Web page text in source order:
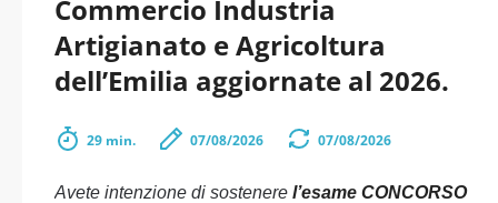
Commercio Industria
Artigianato e Agricoltura
dell’Emilia aggiornate al 2026.
29 min. 07/08/2026 07/08/2026
Avete intenzione di sostenere l’esame CONCORSO